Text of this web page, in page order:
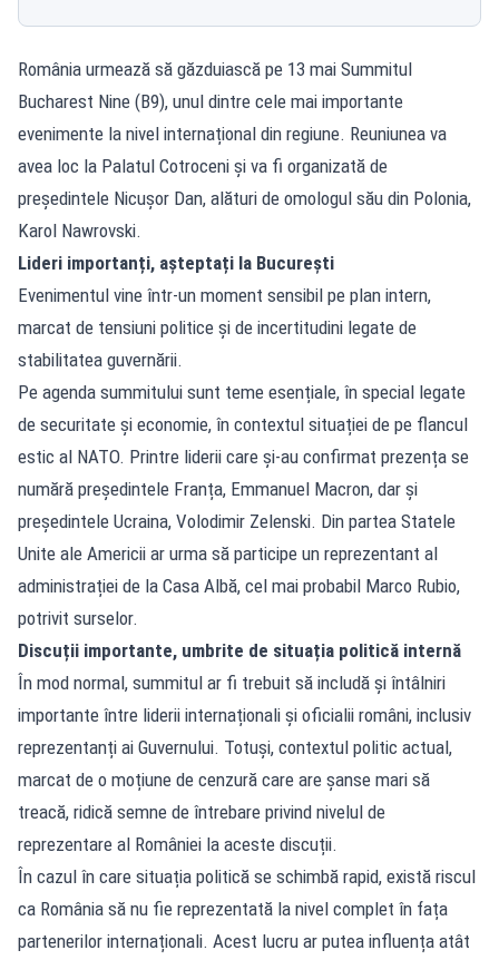
România urmează să găzduiască pe 13 mai Summitul
Bucharest Nine (B9), unul dintre cele mai importante
evenimente la nivel internațional din regiune. Reuniunea va
avea loc la Palatul Cotroceni și va fi organizată de
președintele Nicușor Dan, alături de omologul său din Polonia,
Karol Nawrovski.
Lideri importanți, așteptați la București
Evenimentul vine într-un moment sensibil pe plan intern,
marcat de tensiuni politice și de incertitudini legate de
stabilitatea guvernării.
Pe agenda summitului sunt teme esențiale, în special legate
de securitate și economie, în contextul situației de pe flancul
estic al NATO. Printre liderii care și-au confirmat prezența se
numără președintele Franța, Emmanuel Macron, dar și
președintele Ucraina, Volodimir Zelenski. Din partea Statele
Unite ale Americii ar urma să participe un reprezentant al
administrației de la Casa Albă, cel mai probabil Marco Rubio,
potrivit surselor.
Discuții importante, umbrite de situația politică internă
În mod normal, summitul ar fi trebuit să includă și întâlniri
importante între liderii internaționali și oficialii români, inclusiv
reprezentanți ai Guvernului. Totuși, contextul politic actual,
marcat de o moțiune de cenzură care are șanse mari să
treacă, ridică semne de întrebare privind nivelul de
reprezentare al României la aceste discuții.
În cazul în care situația politică se schimbă rapid, există riscul
ca România să nu fie reprezentată la nivel complet în fața
partenerilor internaționali. Acest lucru ar putea influența atât